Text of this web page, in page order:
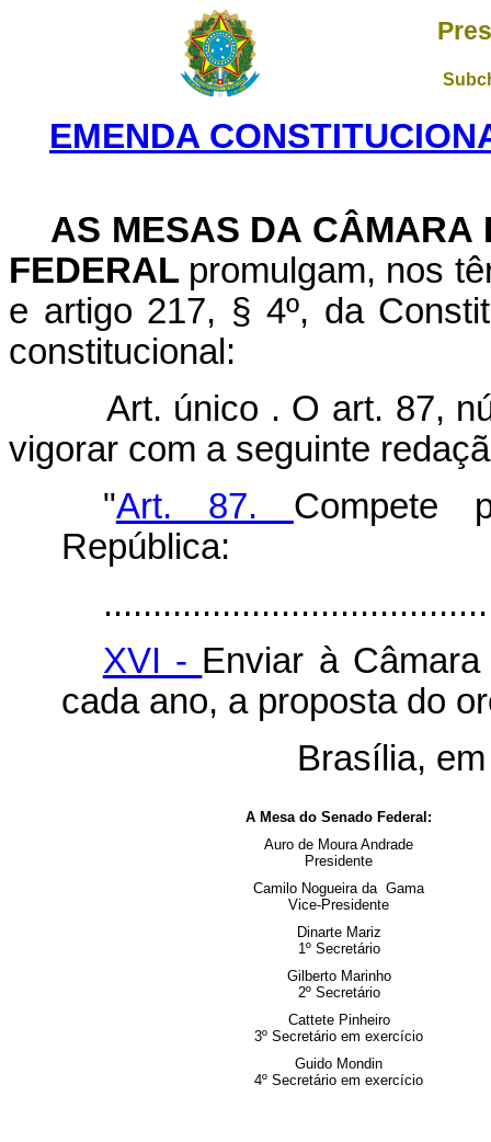
EMENDA
AS MESAS DA CÂMARA
FEDERAL promulgam, nos
e artigo 217, § 4º, da
constitucional:
Art. único . O art. 87,
vigorar com a seguinte
"Art. 87. Compete
República:
XVI - Enviar à
cada ano, a proposta do
Brasília,
A Mesa do Senado Federal:
Auro de Moura Andrade
Presidente
Camilo Nogueira da Gama
Vice-Presidente
Dinarte Mariz
1º Secretário
Gilberto Marinho
2º Secretário
Cattete Pinheiro
3º Secretário em exercício
Guido Mondin
4º Secretário em exercício